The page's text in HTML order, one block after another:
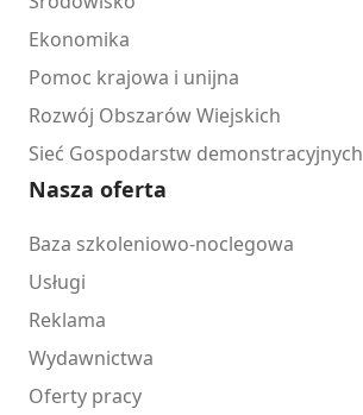
Ekonomika
Pomoc krajowa i unijna
Rozwój Obszarów Wiejskich
Sieć Gospodarstw demonstracyjnych
Nasza oferta
Baza szkoleniowo-noclegowa
Usługi
Reklama
Wydawnictwa
Oferty pracy